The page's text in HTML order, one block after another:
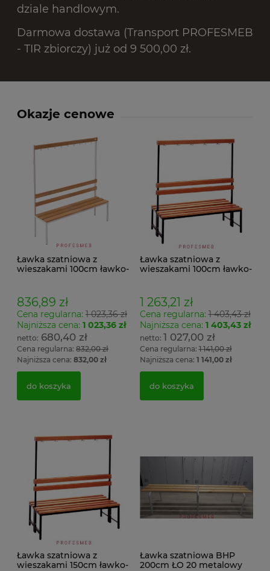
dziale handlowym.
Darmowa dostawa (Transport PROFESMEB
- TIR zbiorczy) już od 9 500,00 zł.
Okazje cenowe
Ławka szatniowa z
wieszakami 100cm ławko-
836,89 zł
Cena regularna: 1 023,36 zł
Najniższa cena: 1 023,36 zł
680,40 zł
Cena regularna: 832,00 zł
Najniższa cena: 832,00 zł
do koszyka
Ławka szatniowa z
wieszakami 100cm ławko-
1 263,21 zł
Cena regularna:1 403,43 zł
Najniższa cena: 1 403,43 zł
1 027,00 zł
Cena regularna:1 141,00 zł
Najniższa cena: 1 141,00 zł
do koszyka
Ławka szatniowa z
wieszakami 150cm ławko-
Ławka szatniowa BHP
200cm ŁO 20 metalowy